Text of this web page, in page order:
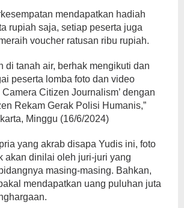
mendapatkan hadiah
rupiah saja, setiap peserta juga
voucher ratusan ribu rupiah.
di tanah air, berhak mengikuti dan
peserta lomba foto dan video
Camera Citizen Journalism’ dengan
Rekam Gerak Polisi Humanis,”
Minggu (16/6/2024)
yang akrab disapa Yudis ini, foto
akan dinilai oleh juri-juri yang
masing-masing. Bahkan,
mendapatkan uang puluhan juta